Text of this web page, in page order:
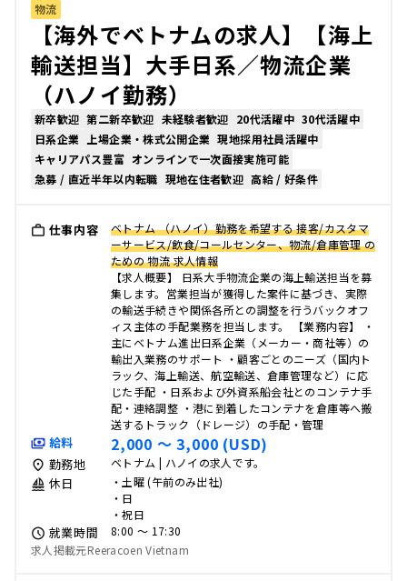
物流
【海外でベトナムの求人】【海上
輸送担当】大手日系／物流企業
（ハノイ勤務）
新卒歓迎 第二新卒歓迎 未経験者歓迎 20代活躍中 30代活躍中
日系企業
上場企業・株式公開企業 現地採用社員活躍中
キャリアパス豊富 オンラインで一次面接実施可能
急募 / 直近半年以内転職 現地在住者歓迎 高給 / 好条件
仕事内容
ベトナム （ハノイ）勤務を希望する 接客/カスタマ
ーサービス/飲食/コールセンター、物流/倉庫管理 の
ための 物流 求人情報
【求人概要】 日系大手物流企業の海上輸送担当を募
集します。営業担当が獲得した案件に基づき、実際
の輸送手続きや関係各所との調整を行うバックオフ
ィス主体の手配業務を担当します。 【業務内容】 ・
主にベトナム進出日系企業（メーカー・商社等）の
輸出入業務のサポート ・顧客ごとのニーズ（国内ト
ラック、海上輸送、航空輸送、倉庫管理など）に応
じた手配 ・日系および外資系船会社とのコンテナ手
配・連絡調整 ・港に到着したコンテナを倉庫等へ搬
送するトラック（ドレージ）の手配・管理
給料 2,000 〜 3,000 (USD)
勤務地 ベトナム | ハノイの求人です。
休日
・土曜 (午前のみ出社)
・日
・祝日
就業時間
8:00 〜 17:30
求人掲載元Reeracoen Vietnam